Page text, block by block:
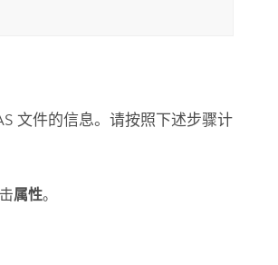
文件的信息。请按照下述步骤计
属性。